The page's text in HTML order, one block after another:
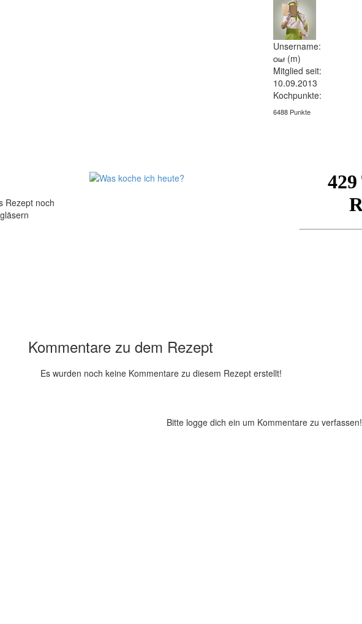
Unsername:
Olaf (m)
Mitglied seit:
10.09.2013
Kochpunkte:
6488 Punkte
Rezept noch
Kommentare zu dem Rezept
Es wurden noch keine Kommentare zu diesem Rezept erstellt!
Bitte logge dich ein um Kommentare zu verfassen!